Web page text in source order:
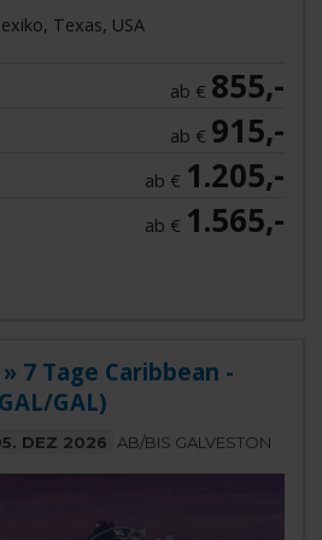
Texas, USA
ab € 855,-
ab € 915,-
ab € 1.205,-
ab € 1.565,-
7 Tage Caribbean -
GAL)
DEZ 2026 AB/BIS GALVESTON